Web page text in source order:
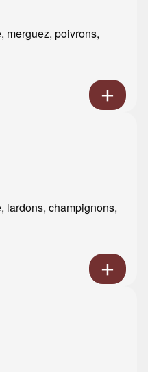
merguez, poivrons,
lardons, champignons,